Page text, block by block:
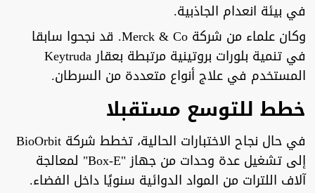
في بيئة انعدام الجاذبية.
وكان علماء من شركة Merck & Co. قد نجحوا سابقا
في تنمية بلورات بروتينية مرتبطة بعقار Keytruda
المستخدم في علاج أنواع متعددة من السرطان.
خطط للتوسع مستقبلا
في حال نجاح الاختبارات الحالية، تخطط شركة BioOrbit
إلى تشغيل عدة وحدات من جهاز "Box-E" لمعالجة
آلاف اللترات من المواد الدوائية سنويًا داخل الفضاء.